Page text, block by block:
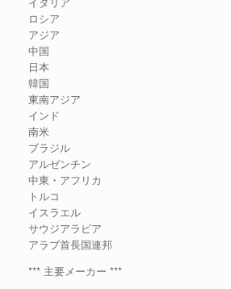
ロシア
アジア
中国
日本
韓国
東南アジア
インド
南米
ブラジル
アルゼンチン
中東・アフリカ
トルコ
イスラエル
サウジアラビア
アラブ首長国連邦
*** 主要メーカー ***